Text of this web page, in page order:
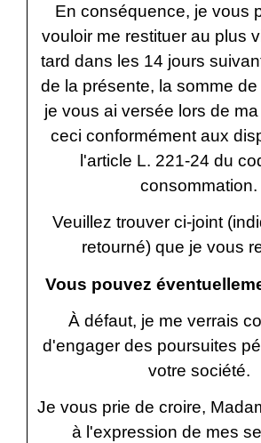
En conséquence, je vous
vouloir me restituer au plus
tard dans les 14 jours
de la présente, la somme
je vous ai versée lors de
ceci conformément aux
l'article L. 221-24 du
consommation.
Veuillez trouver ci-joint
retourné) que je vous
Vous pouvez
À défaut, je me verrais
d'engager des poursuites
votre société.
Je vous prie de croire,
à l'expression de mes